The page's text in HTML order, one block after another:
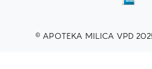
© APOTEKA MILICA VPD